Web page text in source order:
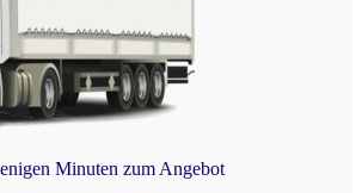
Minuten zum Angebot